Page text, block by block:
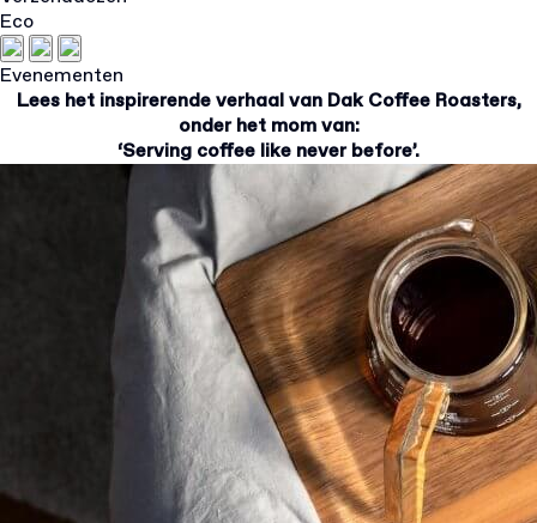
Eco
Evenementen
Lees het inspirerende verhaal van Dak Coffee Roasters,
onder het mom van:
‘Serving coffee like never before’.